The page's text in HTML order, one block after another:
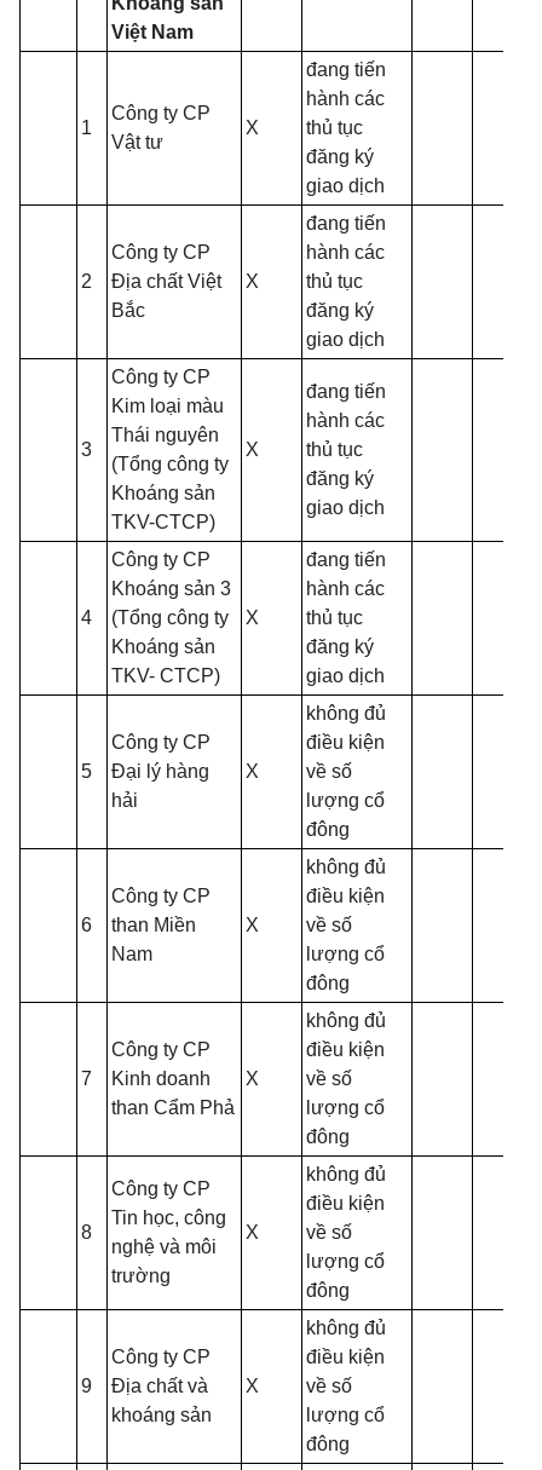
Việt Nam
1
Công ty CP
Vật tư
X
đang tiến
hành các
thủ tục
đăng ký
giao dịch
2
Công ty CP
Địa chất Việt
Bắc
X
đang tiến
hành các
thủ tục
đăng ký
giao dịch
3
Công ty CP
Kim loại màu
Thái nguyên
(Tổng công ty
Khoáng sản
TKV-CTCP)
X
đang tiến
hành các
thủ tục
đăng ký
giao dịch
4
Công ty CP
Khoáng sản 3
(Tổng công ty
Khoáng sản
TKV- CTCP)
X
đang tiến
hành các
thủ tục
đăng ký
giao dịch
5
Công ty CP
Đại lý hàng
hải
X
không đủ
điều kiện
về số
lượng cổ
đông
6
Công ty CP
than Miền
Nam
X
không đủ
điều kiện
về số
lượng cổ
đông
7
Công ty CP
Kinh doanh
than Cẩm Phả
X
không đủ
điều kiện
về số
lượng cổ
đông
8
Công ty CP
Tin học, công
nghệ và môi
trường
X
không đủ
điều kiện
về số
lượng cổ
đông
9
Công ty CP
Địa chất và
khoáng sản
X
không đủ
điều kiện
về số
lượng cổ
đông